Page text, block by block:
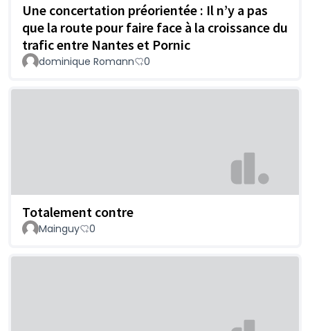
Une concertation préorientée : Il n’y a pas
que la route pour faire face à la croissance du
trafic entre Nantes et Pornic
dominique Romann 0
Totalement contre
Mainguy 0